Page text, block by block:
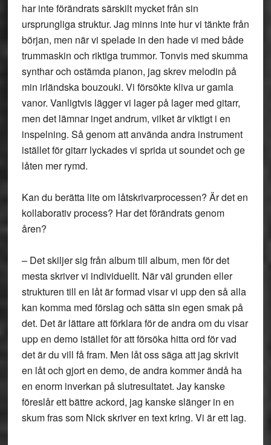
har inte förändrats särskilt mycket från sin
ursprungliga struktur. Jag minns inte hur vi tänkte från
början, men när vi spelade in den hade vi med både
trummaskin och riktiga trummor. Tonvis med skumma
synthar och ostämda pianon, jag skrev melodin på
min irländska bouzouki. Vi försökte kliva ur gamla
vanor. Vanligtvis lägger vi lager på lager med gitarr,
men det lämnar inget andrum, vilket är viktigt i en
inspelning. Så genom att använda andra instrument
istället för gitarr lyckades vi sprida ut soundet och ge
låten mer rymd.
Kan du berätta lite om låtskrivarprocessen? Är det en
kollaborativ process? Har det förändrats genom
åren?
– Det skiljer sig från album till album, men för det
mesta skriver vi individuellt. När väl grunden eller
strukturen till en låt är formad visar vi upp den så alla
kan komma med förslag och sätta sin egen smak på
det. Det är lättare att förklara för de andra om du visar
upp en demo istället för att försöka hitta ord för vad
det är du vill få fram. Men låt oss säga att jag skrivit
en låt och gjort en demo, de andra kommer ändå ha
en enorm inverkan på slutresultatet. Jay kanske
föreslår ett bättre ackord, jag kanske slänger in en
skum fras som Nick skriver en text kring. Vi är ett lag.